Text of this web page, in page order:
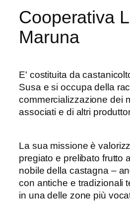
Cooperativa
Maruna
E' costituita da
Susa e si occupa della
commercializzazione dei
associati e di altri
La sua missione è
pregiato e prelibato frutto
nobile della castagna –
con antiche e tradizionali
in una delle zone più